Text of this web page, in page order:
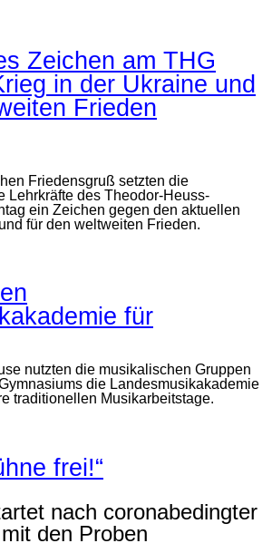
Zeichen am THG
in der Ukraine und
Frieden
Friedensgruß setzten die
Lehrkräfte des Theodor-Heuss-
ein Zeichen gegen den aktuellen
für den weltweiten Frieden.
für
nutzten die musikalischen Gruppen
die Landesmusikakademie
traditionellen Musikarbeitstage.
frei!“
nach coronabedingter
den Proben